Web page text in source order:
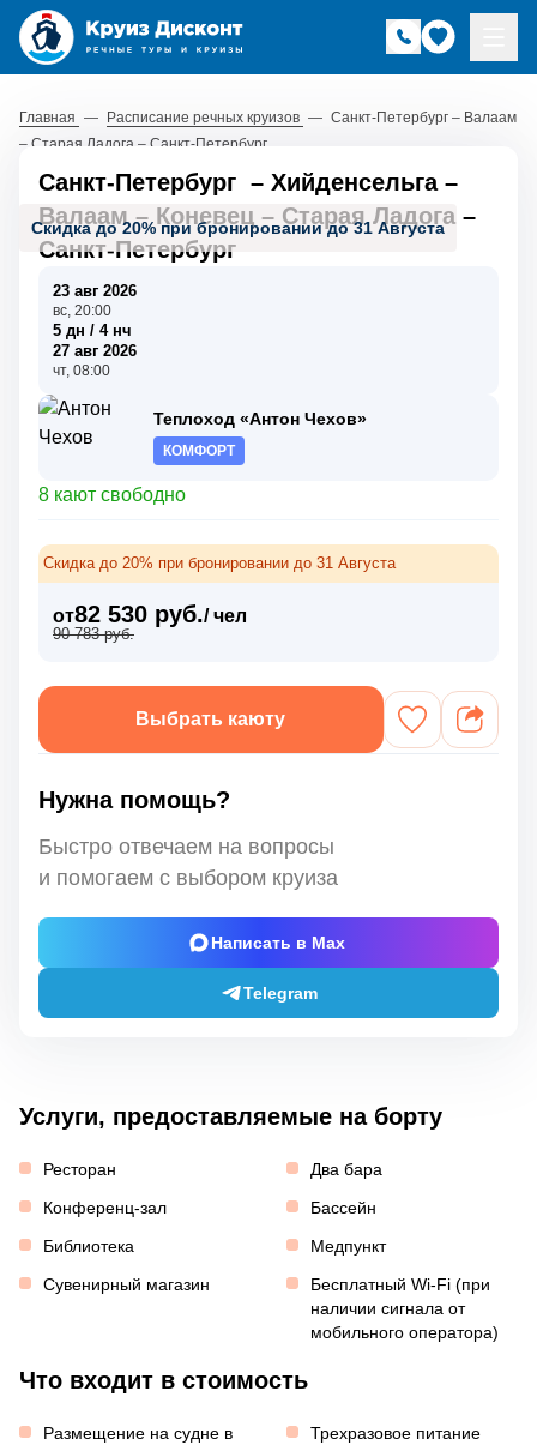
Главная — Расписание речных круизов — Санкт-Петербург – Валаам
– Старая Ладога – Санкт-Петербург
Скидка до 20% при бронировании до 31 Августа
Санкт-Петербург – Хийденсельга–
Валаам–Коневец – Старая Ладога–
Санкт-Петербург
23 авг 2026
вс, 20:00
5 дн / 4 нч
27 авг 2026
чт, 08:00
Теплоход «Антон Чехов»
КОМФОРТ
8 кают свободно
Скидка до 20% при бронировании до 31 Августа
от82 530 руб./ чел
90 783 руб.
Выбрать каюту
Нужна помощь?
Быстро отвечаем на вопросы
и помогаем с выбором круиза
Написать в Max
Telegram
Услуги, предоставляемые на борту
Ресторан
Два бара
Конференц-зал
Бассейн
Библиотека
Медпункт
Сувенирный магазин
Бесплатный Wi-Fi (при
наличии сигнала от
мобильного оператора)
Что входит в стоимость
Размещение на судне в
Трехразовое питание